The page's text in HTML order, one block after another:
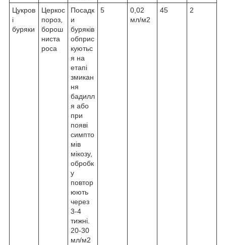
Цукров
і
буряки
Церкос
пороз,
борош
ниста
роса
Посадк
и
буряків
обприс
куютьс
я на
етапі
змикан
ня
бадилл
я або
при
появі
симпто
мів
мікозу,
обробк
у
повтор
юють
через
3-4
тижні.
20-30
мл/м2
5
0,02
мл/м2
45 2